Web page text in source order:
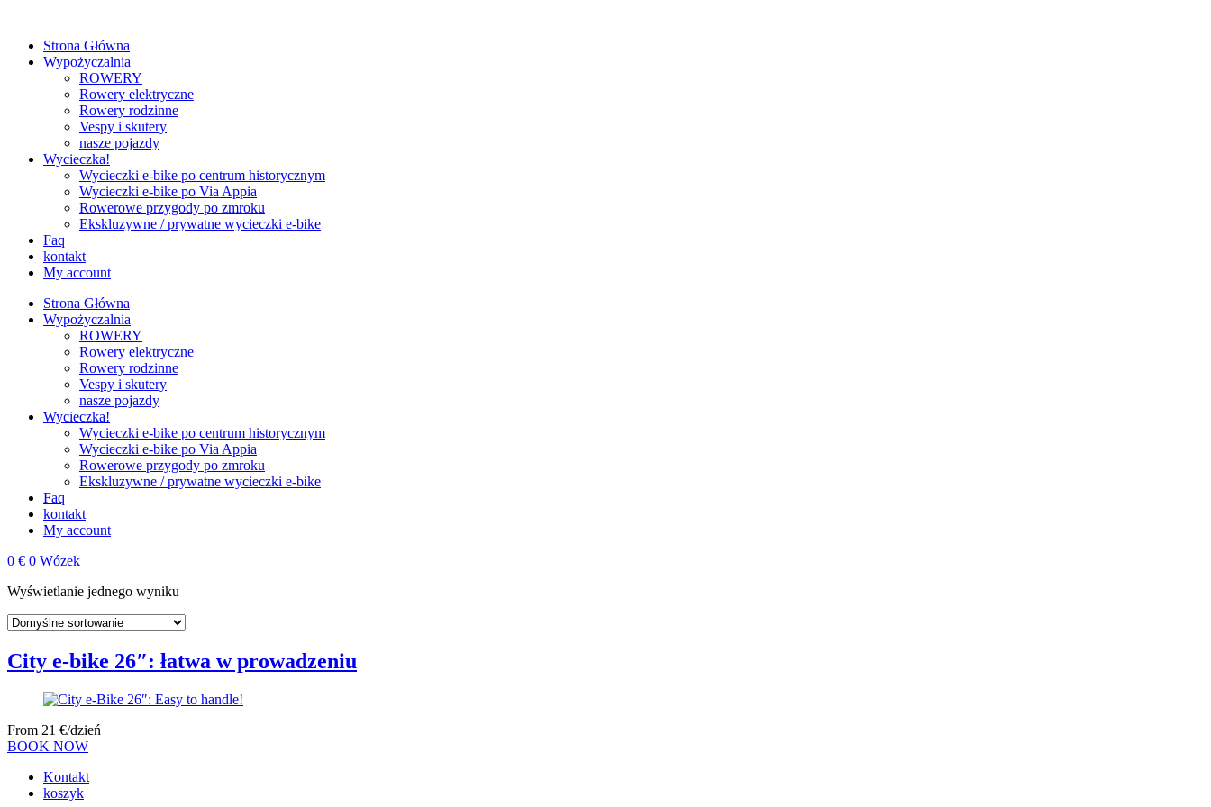
Strona Główna
Wypożyczalnia
ROWERY
Rowery elektryczne
Rowery rodzinne
Vespy i skutery
nasze pojazdy
Wycieczka!
Wycieczki e‑bike po centrum historycznym
Wycieczki e‑bike po Via Appia
Rowerowe przygody po zmroku
Ekskluzywne / prywatne wycieczki e‑bike
Faq
kontakt
My account
Strona Główna
Wypożyczalnia
ROWERY
Rowery elektryczne
Rowery rodzinne
Vespy i skutery
nasze pojazdy
Wycieczka!
Wycieczki e‑bike po centrum historycznym
Wycieczki e‑bike po Via Appia
Rowerowe przygody po zmroku
Ekskluzywne / prywatne wycieczki e‑bike
Faq
kontakt
My account
0 € 0 Wózek
Wyświetlanie jednego wyniku
City e‑bike 26″: łatwa w prowadzeniu
From 21 €/dzień
BOOK NOW
Kontakt
koszyk